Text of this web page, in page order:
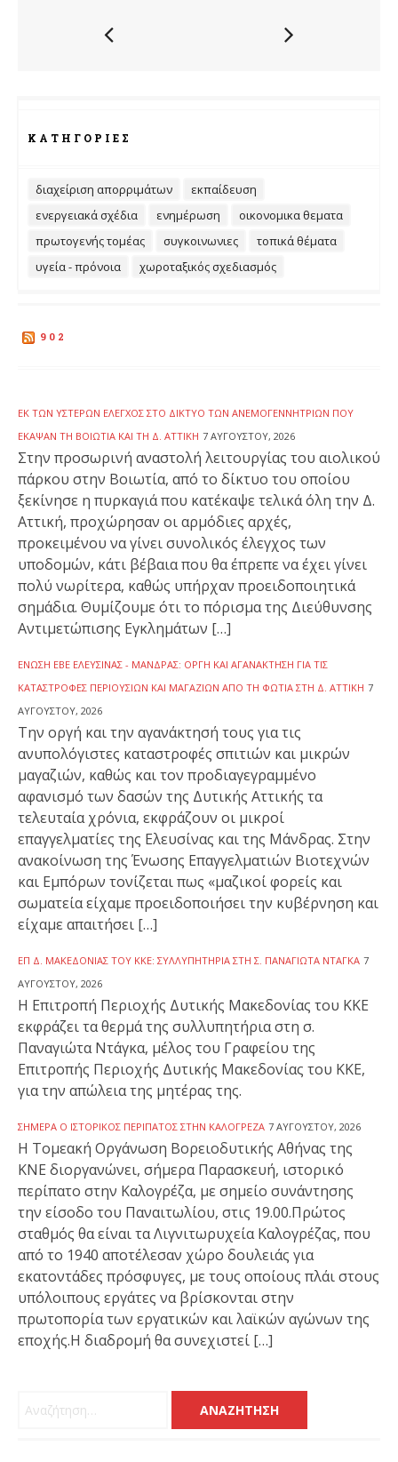
ΚΑΤΗΓΟΡΊΕΣ
διαχείριση απορριμάτων
εκπαίδευση
ενεργειακά σχέδια
ενημέρωση
οικονομικα θεματα
πρωτογενής τομέας
συγκοινωνιες
τοπικά θέματα
υγεία - πρόνοια
χωροταξικός σχεδιασμός
902
ΕΚ ΤΩΝ ΥΣΤΈΡΩΝ ΈΛΕΓΧΟΣ ΣΤΟ ΔΊΚΤΥΟ ΤΩΝ ΑΝΕΜΟΓΕΝΝΗΤΡΙΏΝ ΠΟΥ
ΈΚΑΨΑΝ ΤΗ ΒΟΙΩΤΊΑ ΚΑΙ ΤΗ Δ. ΑΤΤΙΚΉ 7 ΑΥΓΟΎΣΤΟΥ, 2026
Στην προσωρινή αναστολή λειτουργίας του αιολικού
πάρκου στην Βοιωτία, από το δίκτυο του οποίου
ξεκίνησε η πυρκαγιά που κατέκαψε τελικά όλη την Δ.
Αττική, προχώρησαν οι αρμόδιες αρχές,
προκειμένου να γίνει συνολικός έλεγχος των
υποδομών, κάτι βέβαια που θα έπρεπε να έχει γίνει
πολύ νωρίτερα, καθώς υπήρχαν προειδοποιητικά
σημάδια. Θυμίζουμε ότι το πόρισμα της Διεύθυνσης
Αντιμετώπισης Εγκλημάτων […]
ΈΝΩΣΗ ΕΒΕ ΕΛΕΥΣΊΝΑΣ - ΜΆΝΔΡΑΣ: ΟΡΓΉ ΚΑΙ ΑΓΑΝΆΚΤΗΣΗ ΓΙΑ ΤΙΣ
ΚΑΤΑΣΤΡΟΦΈΣ ΠΕΡΙΟΥΣΙΏΝ ΚΑΙ ΜΑΓΑΖΙΏΝ ΑΠΌ ΤΗ ΦΩΤΙΆ ΣΤΗ Δ. ΑΤΤΙΚΉ 7
ΑΥΓΟΎΣΤΟΥ, 2026
Την οργή και την αγανάκτησή τους για τις
ανυπολόγιστες καταστροφές σπιτιών και μικρών
μαγαζιών, καθώς και τον προδιαγεγραμμένο
αφανισμό των δασών της Δυτικής Αττικής τα
τελευταία χρόνια, εκφράζουν οι μικροί
επαγγελματίες της Ελευσίνας και της Μάνδρας. Στην
ανακοίνωση της Ένωσης Επαγγελματιών Βιοτεχνών
και Εμπόρων τονίζεται πως «μαζικοί φορείς και
σωματεία είχαμε προειδοποιήσει την κυβέρνηση και
είχαμε απαιτήσει […]
ΕΠ Δ. ΜΑΚΕΔΟΝΊΑΣ ΤΟΥ ΚΚΕ: ΣΥΛΛΥΠΗΤΉΡΙΑ ΣΤΗ Σ. ΠΑΝΑΓΙΏΤΑ ΝΤΆΓΚΑ 7
ΑΥΓΟΎΣΤΟΥ, 2026
Η Επιτροπή Περιοχής Δυτικής Μακεδονίας του ΚΚΕ
εκφράζει τα θερμά της συλλυπητήρια στη σ.
Παναγιώτα Ντάγκα, μέλος του Γραφείου της
Επιτροπής Περιοχής Δυτικής Μακεδονίας του ΚΚΕ,
για την απώλεια της μητέρας της.
ΣΉΜΕΡΑ Ο ΙΣΤΟΡΙΚΌΣ ΠΕΡΊΠΑΤΟΣ ΣΤΗΝ ΚΑΛΟΓΡΈΖΑ 7 ΑΥΓΟΎΣΤΟΥ, 2026
Η Τομεακή Οργάνωση Βορειοδυτικής Αθήνας της
ΚΝΕ διοργανώνει, σήμερα Παρασκευή, ιστορικό
περίπατο στην Καλογρέζα, με σημείο συνάντησης
την είσοδο του Παναιτωλίου, στις 19.00.Πρώτος
σταθμός θα είναι τα Λιγνιτωρυχεία Καλογρέζας, που
από το 1940 αποτέλεσαν χώρο δουλειάς για
εκατοντάδες πρόσφυγες, με τους οποίους πλάι στους
υπόλοιπους εργάτες να βρίσκονται στην
πρωτοπορία των εργατικών και λαϊκών αγώνων της
εποχής.Η διαδρομή θα συνεχιστεί […]
Αναζήτηση για: